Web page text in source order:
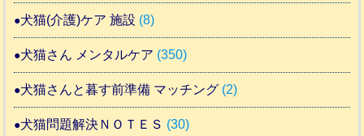
犬猫(介護)ケア 施設 (8)
犬猫さん メンタルケア (350)
犬猫さんと暮す前準備 マッチング (2)
犬猫問題解決ＮＯＴＥＳ (30)